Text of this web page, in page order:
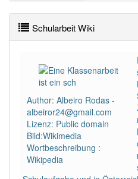
PowerIndex:5
Häufigkeit: 4 von 10
Wörter mit Endung-
Wörter mit Endung -
anderen Artikeldie
Schularbeit Wiki
Author: Albeiro Rodas -
albeiror24@gmail.com
Lizenz: Public domain
Bild:Wikimedia
Wortbeschreibung :
Wikipedia